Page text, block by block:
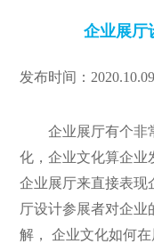
企业展厅
发布时间：2020.10.09
企业展厅有个非常
化，企业文化算企业
企业展厅来直接表现
厅设计参展者对企业
解， 企业文化如何